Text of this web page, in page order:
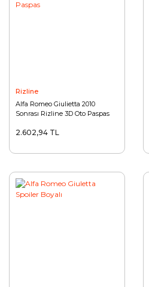
Rizline
Alfa Romeo Giulietta 2010
Sonrası Rizline 3D Oto Paspas
2.602,94 TL